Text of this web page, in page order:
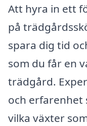
Att hyra in ett
på
spara dig tid
som du får en
trädgård.
och erfarenhet
vilka växter